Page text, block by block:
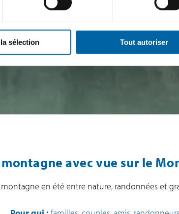
sélection Tout autoriser
avec vue sur le
en été entre nature, randonnées et